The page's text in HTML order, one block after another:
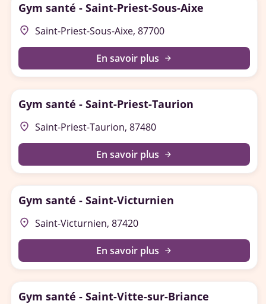
Gym santé - Saint-Priest-Sous-Aixe
place Saint-Priest-Sous-Aixe, 87700
En savoir plus arrow_forward
Gym santé - Saint-Priest-Taurion
place Saint-Priest-Taurion, 87480
En savoir plus arrow_forward
Gym santé - Saint-Victurnien
place Saint-Victurnien, 87420
En savoir plus arrow_forward
Gym santé - Saint-Vitte-sur-Briance